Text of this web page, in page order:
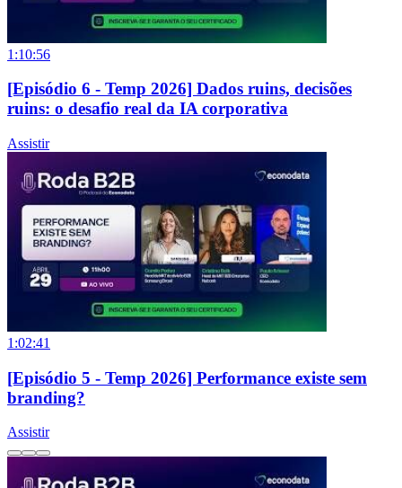
1:10:56
[Episódio 6 - Temp 2026] Dados ruins, decisões
ruins: o desafio real da IA corporativa
Assistir
1:02:41
[Episódio 5 - Temp 2026] Performance existe sem
branding?
Assistir